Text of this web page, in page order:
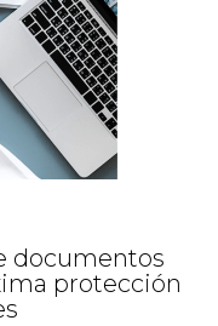
documentos
protección